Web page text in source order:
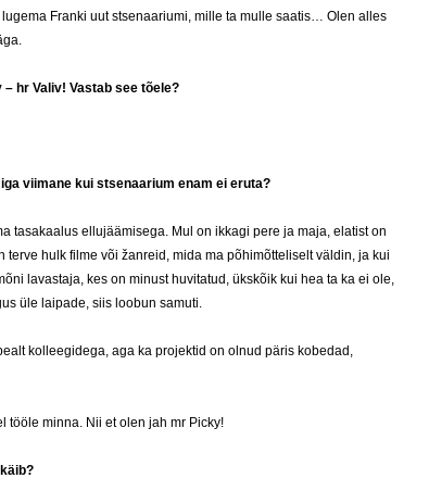
Franki uut stsenaariumi, mille ta mulle saatis… Olen alles
hr Valiv! Vastab see tõele?
viimane kui stsenaarium enam ei eruta?
tasakaalus ellujäämisega. Mul on ikkagi pere ja maja, elatist on
terve hulk filme või žanreid, mida ma põhimõtteliselt väldin, ja kui
lavastaja, kes on minust huvitatud, ükskõik kui hea ta ka ei ole,
üle laipade, siis loobun samuti.
kolleegidega, aga ka projektid on olnud päris kobedad,
tööle minna. Nii et olen jah mr Picky!